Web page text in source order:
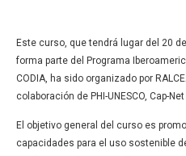
Este curso, que tendrá lugar del 20
forma parte del Programa
CODIA, ha sido organizado por
colaboración de PHI-UNESCO, Cap-Net
El objetivo general del curso es
capacidades para el uso sostenible